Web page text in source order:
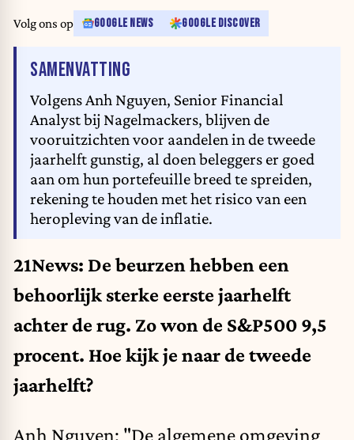
Volg ons op GOOGLE NEWS GOOGLE DISCOVER
SAMENVATTING
Volgens Anh Nguyen, Senior Financial
Analyst bij Nagelmackers, blijven de
vooruitzichten voor aandelen in de tweede
jaarhelft gunstig, al doen beleggers er goed
aan om hun portefeuille breed te spreiden,
rekening te houden met het risico van een
heropleving van de inflatie.
21News: De beurzen hebben een
behoorlijk sterke eerste jaarhelft
achter de rug. Zo won de S&P500 9,5
procent. Hoe kijk je naar de tweede
jaarhelft?
Anh Nguyen: "De algemene omgeving